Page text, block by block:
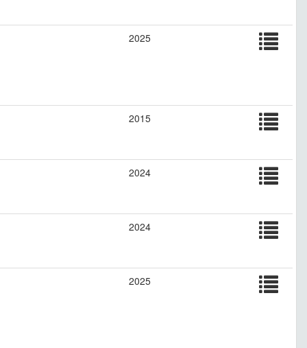
2025
2015
2024
2024
2025